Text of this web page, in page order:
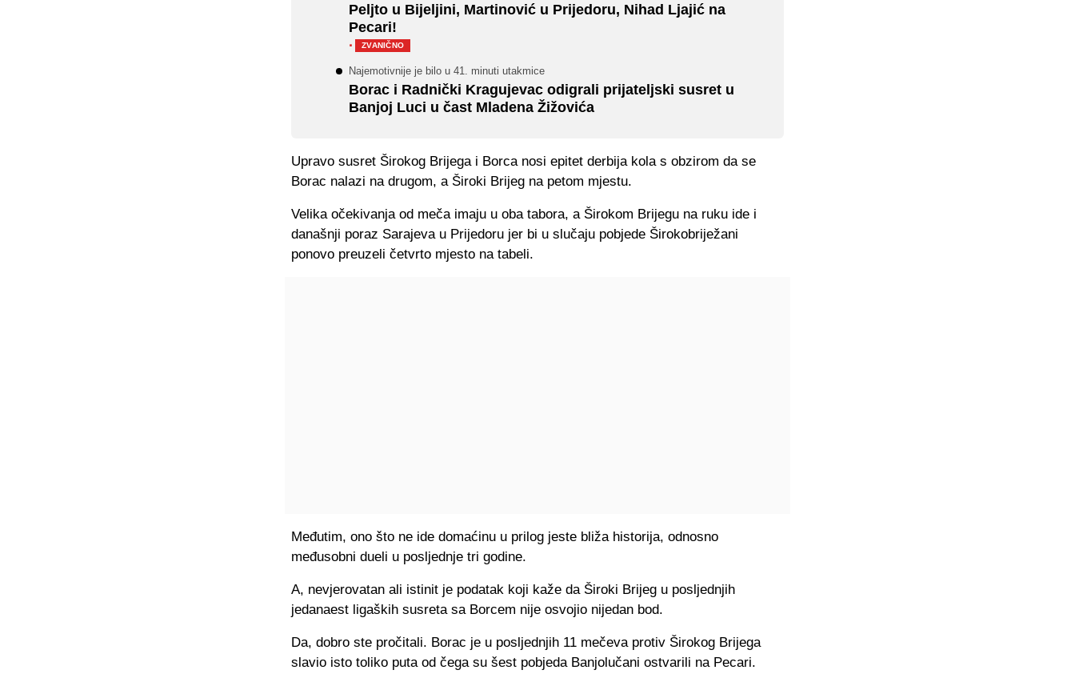
Peljto u Bijeljini, Martinović u Prijedoru, Nihad Ljajić na
Pecari!
·
ZVANIČNO
Najemotivnije je bilo u 41. minuti utakmice
Borac i Radnički Kragujevac odigrali prijateljski susret u
Banjoj Luci u čast Mladena Žižovića
Upravo susret Širokog Brijega i Borca nosi epitet derbija kola s obzirom da se
Borac nalazi na drugom, a Široki Brijeg na petom mjestu.
Velika očekivanja od meča imaju u oba tabora, a Širokom Brijegu na ruku ide i
današnji poraz Sarajeva u Prijedoru jer bi u slučaju pobjede Širokobriježani
ponovo preuzeli četvrto mjesto na tabeli.
Međutim, ono što ne ide domaćinu u prilog jeste bliža historija, odnosno
međusobni dueli u posljednje tri godine.
A, nevjerovatan ali istinit je podatak koji kaže da Široki Brijeg u posljednjih
jedanaest ligaških susreta sa Borcem nije osvojio nijedan bod.
Da, dobro ste pročitali. Borac je u posljednjih 11 mečeva protiv Širokog Brijega
slavio isto toliko puta od čega su šest pobjeda Banjolučani ostvarili na Pecari.